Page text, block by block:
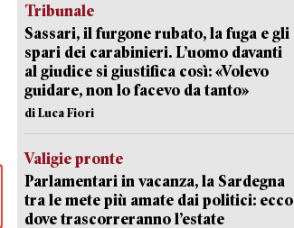
Tribunale
Sassari, il furgone rubato, la fuga e gli
spari dei carabinieri. L’uomo davanti
al giudice si giustifica così: «Volevo
guidare, non lo facevo da tanto»
di Luca Fiori
Valigie pronte
Parlamentari in vacanza, la Sardegna
tra le mete più amate dai politici: ecco
dove trascorreranno l’estate